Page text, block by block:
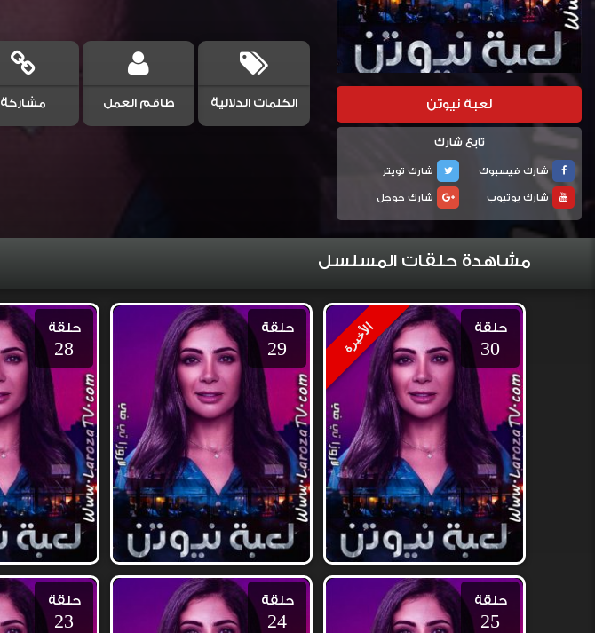
لعبة نيوتن
تابع شارك
شارك فيسبوك
شارك تويتر
شارك يوتيوب
شارك جوجل
الكلمات الدلالية طاقم العمل مشاركة
مشاهدة حلقات المسلسل
الأخيرة حلقة
30
حلقة
29
حلقة
28
حلقة
25
حلقة
24
حلقة
23